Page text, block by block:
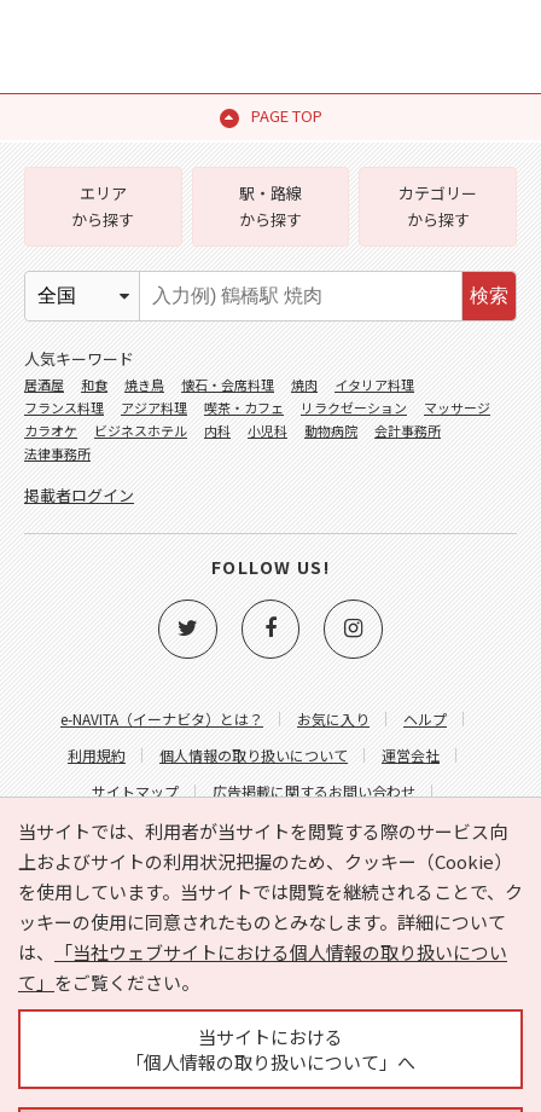
PAGE TOP
当サイトでは、利用者が当サイトを閲覧する際のサービス向
上およびサイトの利用状況把握のため、クッキー（Cookie）
を使用しています。当サイトでは閲覧を継続されることで、ク
ッキーの使用に同意されたものとみなします。詳細について
は、
「当社ウェブサイトにおける個人情報の取り扱いについ
て」 をご覧ください。
当サイトにおける
「個人情報の取り扱いについて」へ
e-NAVITA（イーナビタ）とは？ お気に入り
ヘルプ
利用規約
個人情報の取り扱いについて
運営会社
サイトマップ
広告掲載に関するお問い合わせ
サイトの内容に関するお問い合わせ
エリア
から探す
駅・路線
から探す
カテゴリー
から探す
検索
人気キーワード
居酒屋 和食 焼き鳥 懐石・会席料理 焼肉
イタリア料理
フランス料理
アジア料理 喫茶・カフェ リラクゼーション
マッサージ
カラオケ
ビジネスホテル 内科 小児科 動物病院
会計事務所
法律事務所
掲載者ログイン
FOLLOW US!
Copyright © HYOJITO.Co.,Ltd. All Rights Reserved.